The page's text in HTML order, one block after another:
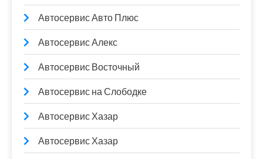
Автосервис Авто Плюс
Автосервис Алекс
Автосервис Восточный
Автосервис на Слободке
Автосервис Хазар
Автосервис Хазар